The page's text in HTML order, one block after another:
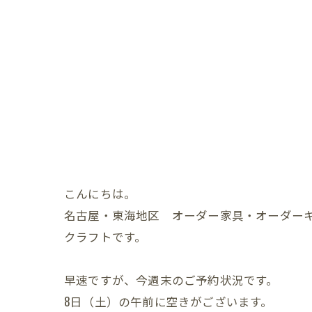
こんにちは。
名古屋・東海地区 オーダー家具・オーダー
クラフトです。
早速ですが、今週末のご予約状況です。
8日（土）の午前に空きがございます。